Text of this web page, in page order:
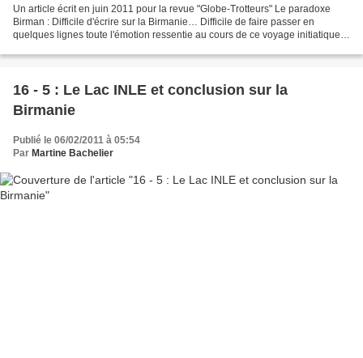
Un article écrit en juin 2011 pour la revue "Globe-Trotteurs" Le paradoxe
Birman : Difficile d'écrire sur la Birmanie… Difficile de faire passer en
quelques lignes toute l'émotion ressentie au cours de ce voyage initiatique
16 - 5 : Le Lac INLE et conclusion sur la
Birmanie
Publié le 06/02/2011 à 05:54
Par Martine Bachelier